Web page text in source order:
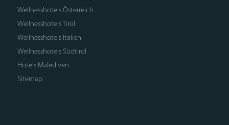
Wellnesshotels Österreich
Wellnesshotels Tirol
Wellnesshotels Italien
Wellnesshotels Südtirol
Hotels Malediven
Sitemap